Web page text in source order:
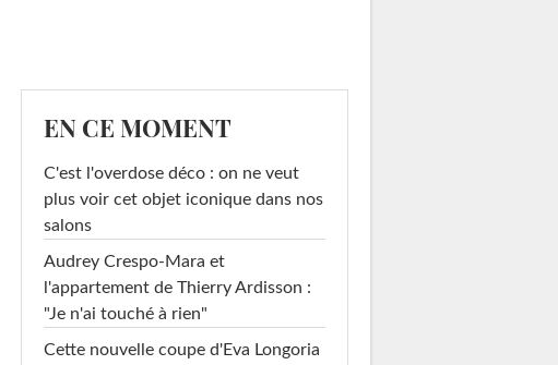
EN CE MOMENT
C'est l'overdose déco : on ne veut
plus voir cet objet iconique dans nos
salons
Audrey Crespo-Mara et
l'appartement de Thierry Ardisson :
"Je n'ai touché à rien"
Cette nouvelle coupe d'Eva Longoria